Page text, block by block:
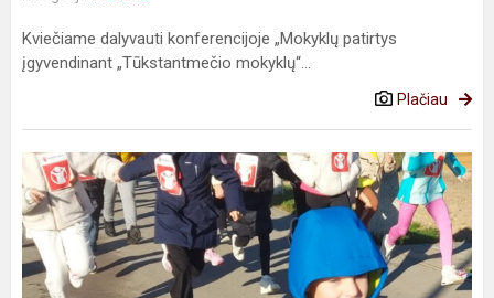
Kviečiame dalyvauti konferencijoje „Mokyklų patirtys
įgyvendinant „Tūkstantmečio mokyklų“...
Plačiau
Solidarumo
bėgimas
2024